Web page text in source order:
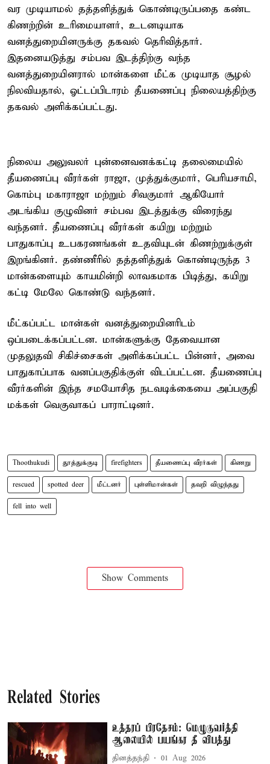
வர முடியாமல் தத்தளித்துக் கொண்டிருப்பதை கண்ட
கிணற்றின் உரிமையாளர், உடனடியாக
வனத்துறையினருக்கு தகவல் தெரிவித்தார்.
இதனையடுத்து சம்பவ இடத்திற்கு வந்த
வனத்துறையினரால் மான்களை மீட்க முடியாத சூழல்
நிலவியதால், ஓட்டப்பிடாரம் தீயணைப்பு நிலையத்திற்கு
தகவல் அளிக்கப்பட்டது.
நிலைய அலுவலர் புன்னைவனக்கட்டி தலைமையில்
தீயணைப்பு வீரர்கள் ராஜா, முத்துக்குமார், பெரியசாமி,
கொம்பு மகாராஜா மற்றும் சிவகுமார் ஆகியோர்
அடங்கிய குழுவினர் சம்பவ இடத்துக்கு விரைந்து
வந்தனர். தீயணைப்பு வீரர்கள் கயிறு மற்றும்
பாதுகாப்பு உபகரணங்கள் உதவியுடன் கிணற்றுக்குள்
இறங்கினர். தண்ணீரில் தத்தளித்துக் கொண்டிருந்த 3
மான்களையும் காயமின்றி லாவகமாக பிடித்து, கயிறு
கட்டி மேலே கொண்டு வந்தனர்.
மீட்கப்பட்ட மான்கள் வனத்துறையினரிடம்
ஒப்படைக்கப்பட்டன. மான்களுக்கு தேவையான
முதலுதவி சிகிச்சைகள் அளிக்கப்பட்ட பின்னர், அவை
பாதுகாப்பாக வனப்பகுதிக்குள் விடப்பட்டன. தீயணைப்பு
வீரர்களின் இந்த சமயோசித நடவடிக்கையை அப்பகுதி
மக்கள் வெகுவாகப் பாராட்டினர்.
Thoothukudi தூத்துக்குடி firefighters தீயணைப்பு வீரர்கள் கிணறு
rescued spotted deer மீட்டனர் புள்ளிமான்கள் தவறி விழுந்தது
fell into well
Show Comments
Related Stories
உத்தரப் பிரதேசம்: மெழுகுவர்த்தி
ஆலையில் பயங்கர தீ விபத்து
தினத்தந்தி 01 Aug 2026